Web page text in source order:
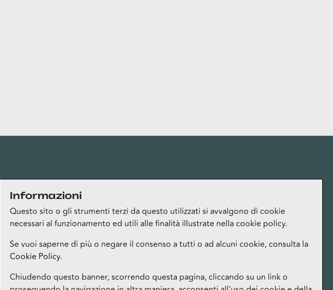
Informazioni
Questo sito o gli strumenti terzi da questo utilizzati si avvalgono di cookie
necessari al funzionamento ed utili alle finalità illustrate nella cookie policy.
Se vuoi saperne di più o negare il consenso a tutti o ad alcuni cookie, consulta la
Cookie Policy.
Chiudendo questo banner, scorrendo questa pagina, cliccando su un link o
Privacy
Privacy Policy
Cookie Policy
Termini del servizio Bloom Club
Gestione cookie
Lavora con noi
Ufficio Stampa
Instagram
Facebook